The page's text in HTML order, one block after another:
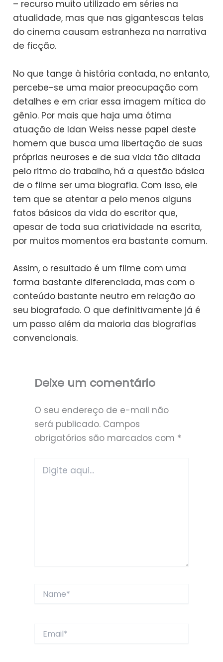
– recurso muito utilizado em séries na
atualidade, mas que nas gigantescas telas
do cinema causam estranheza na narrativa
de ficção.
No que tange à história contada, no entanto,
percebe-se uma maior preocupação com
detalhes e em criar essa imagem mítica do
gênio. Por mais que haja uma ótima
atuação de Idan Weiss nesse papel deste
homem que busca uma libertação de suas
próprias neuroses e de sua vida tão ditada
pelo ritmo do trabalho, há a questão básica
de o filme ser uma biografia. Com isso, ele
tem que se atentar a pelo menos alguns
fatos básicos da vida do escritor que,
apesar de toda sua criatividade na escrita,
por muitos momentos era bastante comum.
Assim, o resultado é um filme com uma
forma bastante diferenciada, mas com o
conteúdo bastante neutro em relação ao
seu biografado. O que definitivamente já é
um passo além da maioria das biografias
convencionais.
Deixe um comentário
O seu endereço de e-mail não
será publicado. Campos
obrigatórios são marcados com *
aqui...